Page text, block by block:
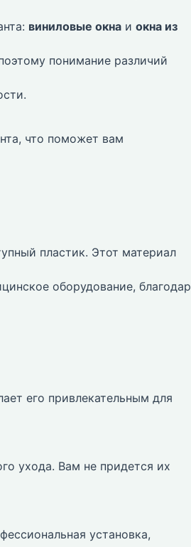
виниловые окна и окна из
понимание различий
что поможет вам
пластик. Этот материал
оборудование,
его привлекательным для
ухода. Вам не придется их
установка,